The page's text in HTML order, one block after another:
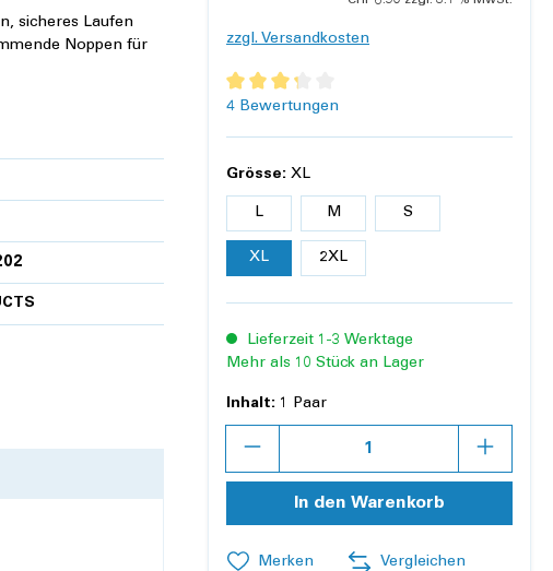
sicheres Laufen
Noppen für
zzgl. Versandkosten
Durchschnittliche Bewertung von 3.2 von 5
4 Bewertungen
Grösse: XL
L M S
XL 2XL
Lieferzeit 1-3 Werktage
Mehr als 10 Stück an Lager
Inhalt: 1 Paar
In den Warenkorb
Merken Vergleichen